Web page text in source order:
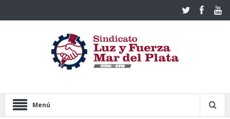
Menú